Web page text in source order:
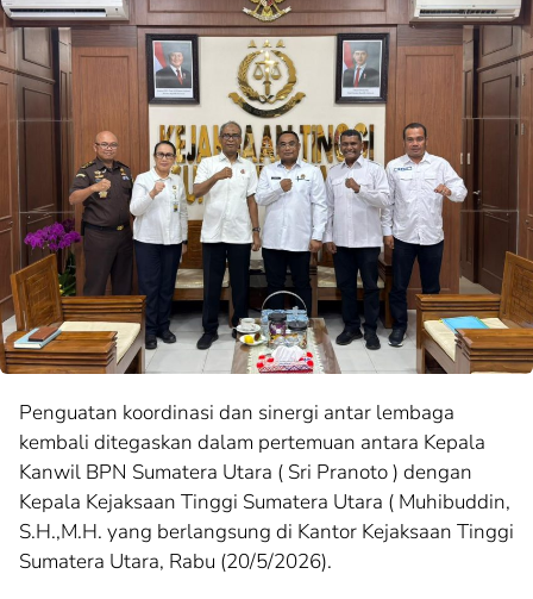
Penguatan koordinasi dan sinergi antar lembaga
kembali ditegaskan dalam pertemuan antara Kepala
Kanwil BPN Sumatera Utara ( Sri Pranoto ) dengan
Kepala Kejaksaan Tinggi Sumatera Utara ( Muhibuddin,
S.H.,M.H. yang berlangsung di Kantor Kejaksaan Tinggi
Sumatera Utara, Rabu (20/5/2026).